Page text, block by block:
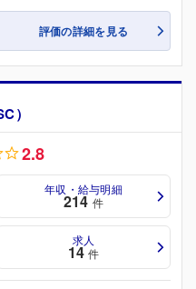
評価の詳細を見る
）
2.8
年収・給与明細
214 件
求人
14 件